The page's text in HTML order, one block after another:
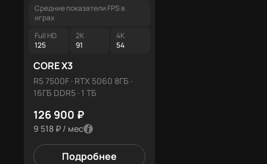
Средние показатели FPS в
играх
Full HD
125
2K
91
4K
54
CORE X3
R5 7500F · RTX 5060 8ГБ ·
16ГБ DDR5 · 1 ТБ
126 900 ₽
9 518 ₽ / мес
Подробнее